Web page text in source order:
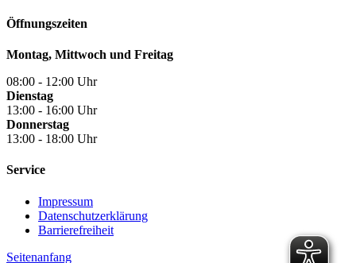
Öffnungszeiten
Montag, Mittwoch und Freitag
08:00 - 12:00 Uhr
Dienstag
13:00 - 16:00 Uhr
Donnerstag
13:00 - 18:00 Uhr
Service
Impressum
Datenschutzerklärung
Barrierefreiheit
Seitenanfang